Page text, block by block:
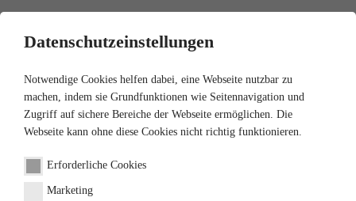
1:32
Claas Xerion 4500
Datenschutzeinstellungen
Notwendige Cookies helfen dabei, eine Webseite nutzbar zu
machen, indem sie Grundfunktionen wie Seitennavigation und
Zugriff auf sichere Bereiche der Webseite ermöglichen. Die
Webseite kann ohne diese Cookies nicht richtig funktionieren.
Erforderliche Cookies
Marketing